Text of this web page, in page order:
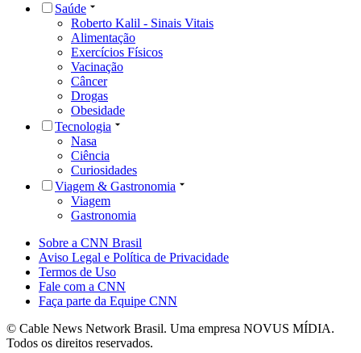
Saúde
Roberto Kalil - Sinais Vitais
Alimentação
Exercícios Físicos
Vacinação
Câncer
Drogas
Obesidade
Tecnologia
Nasa
Ciência
Curiosidades
Viagem & Gastronomia
Viagem
Gastronomia
Sobre a CNN Brasil
Aviso Legal e Política de Privacidade
Termos de Uso
Fale com a CNN
Faça parte da Equipe CNN
© Cable News Network Brasil. Uma empresa NOVUS MÍDIA.
Todos os direitos reservados.